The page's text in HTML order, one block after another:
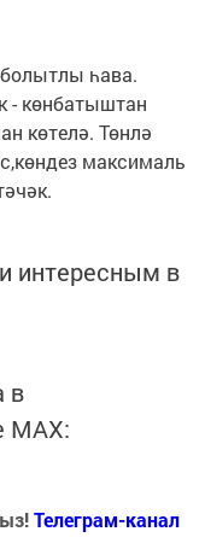
болытлы һава.
- көнбатыштан
көтелә. Төнлә
максималь
интересным в
в
MАХ:
Телеграм-канал